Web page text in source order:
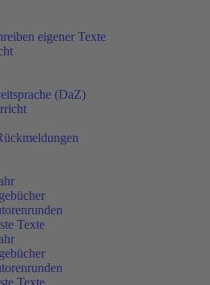
eigener Texte
(DaZ)
Texte
Texte